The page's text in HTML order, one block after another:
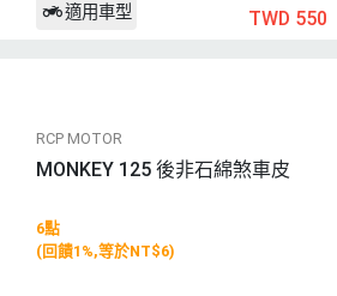
適用車型 TWD 550
RCP MOTOR
MONKEY 125 後非石綿煞車皮
6點
(回饋1%,等於NT$6)